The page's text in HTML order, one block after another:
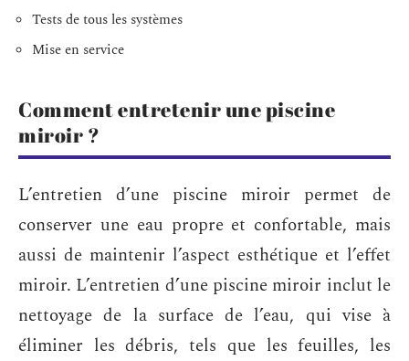
Tests de tous les systèmes
Mise en service
Comment entretenir une piscine
miroir ?
L’entretien d’une piscine miroir permet de
conserver une eau propre et confortable, mais
aussi de maintenir l’aspect esthétique et l’effet
miroir. L’entretien d’une piscine miroir inclut le
nettoyage de la surface de l’eau, qui vise à
éliminer les débris, tels que les feuilles, les